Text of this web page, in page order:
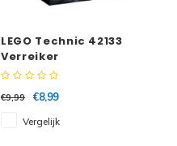
LEGO Technic 42133
Verreiker
€9,99
€8,99
Vergelijk